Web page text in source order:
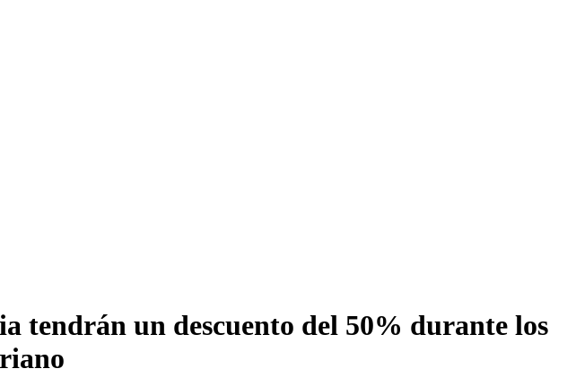
tendrán un descuento del 50% durante los